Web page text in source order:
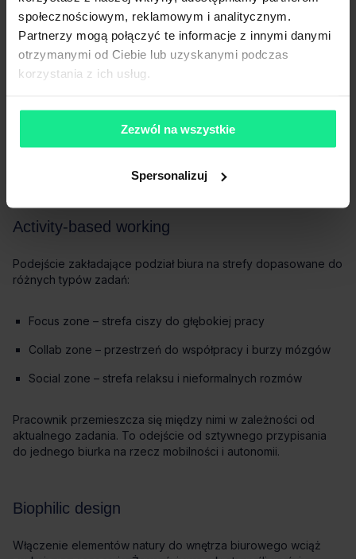
społecznościowym, reklamowym i analitycznym.
Partnerzy mogą połączyć te informacje z innymi danymi
otrzymanymi od Ciebie lub uzyskanymi podczas
korzystania z ich usług.
Zezwól na wszystkie
Spersonalizuj
Focus zone – strefa ciszy do głębokiej pracy
Collab zone – przestrzeń do współpracy i burzy mózgów
Social zone – strefa relaksu i nieformalnych rozmów